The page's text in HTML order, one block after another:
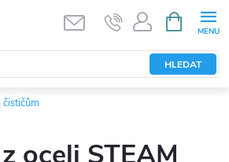
HLEDAT
NÁKUPNÍ
KOŠÍK
čističům